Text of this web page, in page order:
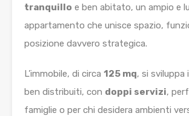
tranquillo e ben abitato, un ampio e
appartamento che unisce spazio,
posizione davvero strategica.
L’immobile, di circa 125 mq, si sviluppa
ben distribuiti, con doppi servizi,
famiglie o per chi desidera ambienti